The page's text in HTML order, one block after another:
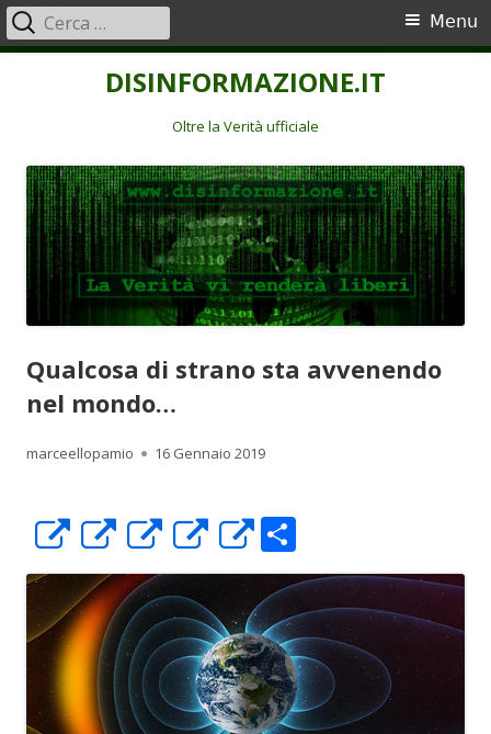
DISINFORMAZIONE.IT
Oltre la Verità ufficiale
Menu
principale
Menu
Ricerca
per:
Qualcosa di strano sta avvenendo
nel mondo…
Autore
marceellopamio Pubblicato
16 Gennaio 2019
Apre
in
una
nuova
finestra
Apre
in
una
nuova
finestra
Apre
in
una
nuova
finestra
Apre
in
una
nuova
finestra
Apre
in
una
nuova
finestra
o
n
di
vi
di